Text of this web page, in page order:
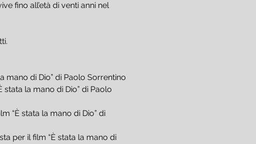
fino all’età di venti anni nel
mano di Dio” di Paolo Sorrentino
la mano di Dio” di Paolo
“È stata la mano di Dio” di
per il film “È stata la mano di